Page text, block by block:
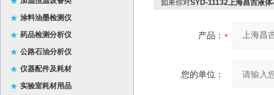
涂料油墨检测仪
药品检测分析仪
公路石油分析仪
仪器配件及耗材
实验室耗材用品
如果你对SYD-11132上海昌吉液
产品：
您的单位：